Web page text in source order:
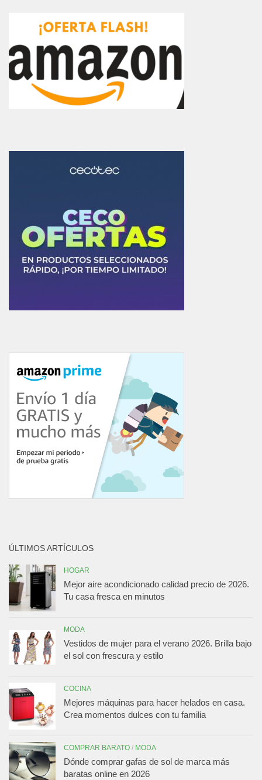
ÚLTIMOS ARTÍCULOS
HOGAR
Mejor aire acondicionado calidad precio de 2026.
Tu casa fresca en minutos
MODA
Vestidos de mujer para el verano 2026. Brilla bajo
el sol con frescura y estilo
COCINA
Mejores máquinas para hacer helados en casa.
Crea momentos dulces con tu familia
COMPRAR BARATO / MODA
Dónde comprar gafas de sol de marca más
baratas online en 2026